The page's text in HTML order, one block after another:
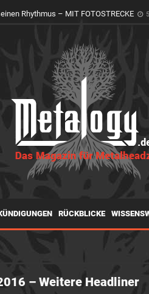
Rhythmus – MIT FOTOSTRECKE
RÜCKBLICKE
– Weitere Headliner